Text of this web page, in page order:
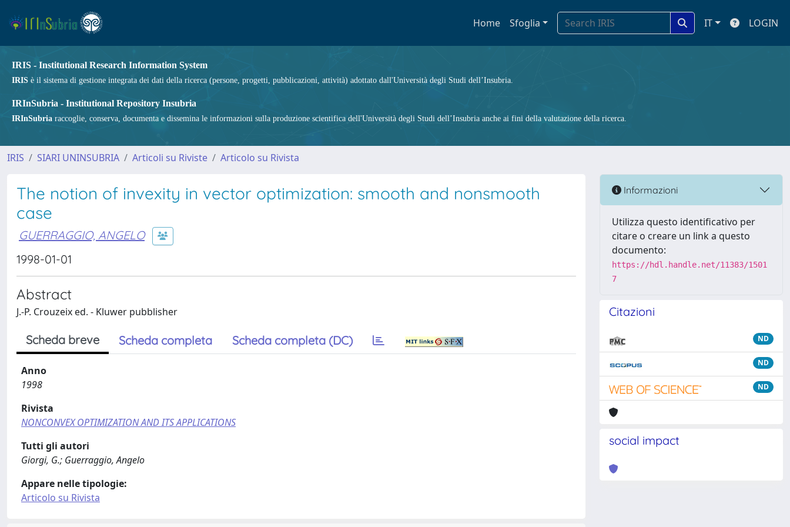
Home Sfoglia IT LOGIN
IRIS - Institutional Research Information System
IRIS è il sistema di gestione integrata dei dati della ricerca (persone, progetti, pubblicazioni, attività) adottato dall'Università degli Studi dell’Insubria.
IRInSubria - Institutional Repository Insubria
IRInSubria raccoglie, conserva, documenta e dissemina le informazioni sulla produzione scientifica dell'Università degli Studi dell’Insubria anche ai fini della valutazione della ricerca.
IRIS SIARI UNINSUBRIA Articoli su Riviste Articolo su Rivista
The notion of invexity in vector optimization: smooth and nonsmooth
case
GUERRAGGIO, ANGELO
1998-01-01
Abstract
J.-P. Crouzeix ed. - Kluwer pubblisher
Scheda breve Scheda completa Scheda completa (DC)
Anno
1998
Rivista
NONCONVEX OPTIMIZATION AND ITS APPLICATIONS
Tutti gli autori
Giorgi, G.; Guerraggio, Angelo
Appare nelle tipologie:
Articolo su Rivista
Informazioni
Utilizza questo identificativo per
citare o creare un link a questo
documento:
https://hdl.handle.net/11383/1501
7
Citazioni
ND
ND
ND
social impact